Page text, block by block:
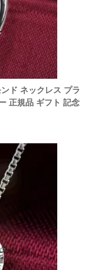
ド ネックレス プラ
正規品 ギフト 記念